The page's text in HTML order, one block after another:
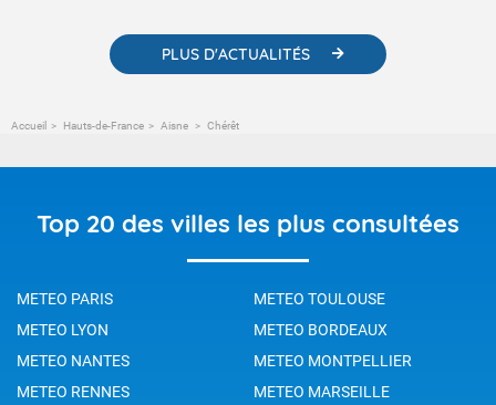
PLUS D'ACTUALITÉS
Accueil Hauts-de-France Aisne Chérêt
Top 20 des villes les plus consultées
METEO PARIS
METEO TOULOUSE
METEO LYON
METEO BORDEAUX
METEO NANTES
METEO MONTPELLIER
METEO RENNES
METEO MARSEILLE